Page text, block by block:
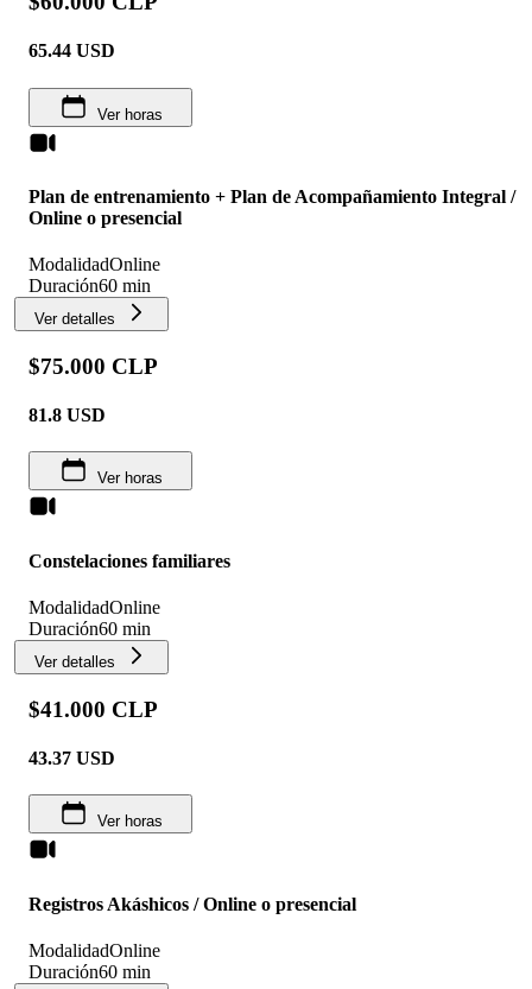
65.44 USD
Ver horas
Plan de entrenamiento + Plan de Acompañamiento Integral /
Online o presencial
ModalidadOnline
Duración60 min
Ver detalles
$75.000 CLP
81.8 USD
Ver horas
Constelaciones familiares
ModalidadOnline
Duración60 min
Ver detalles
$41.000 CLP
43.37 USD
Ver horas
Registros Akáshicos / Online o presencial
ModalidadOnline
Duración60 min